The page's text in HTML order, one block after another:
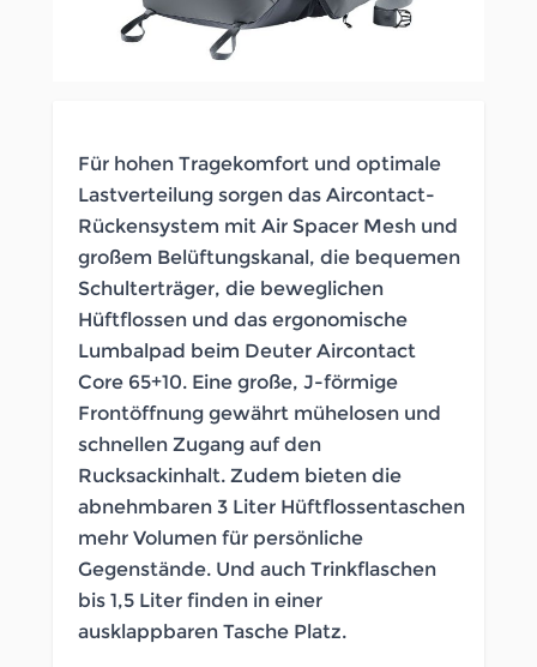
Für hohen Tragekomfort und optimale
Lastverteilung sorgen das Aircontact-
Rückensystem mit Air Spacer Mesh und
großem Belüftungskanal, die bequemen
Schulterträger, die beweglichen
Hüftflossen und das ergonomische
Lumbalpad beim Deuter Aircontact
Core 65+10. Eine große, J-förmige
Frontöffnung gewährt mühelosen und
schnellen Zugang auf den
Rucksackinhalt. Zudem bieten die
abnehmbaren 3 Liter Hüftflossentaschen
mehr Volumen für persönliche
Gegenstände. Und auch Trinkflaschen
bis 1,5 Liter finden in einer
ausklappbaren Tasche Platz.